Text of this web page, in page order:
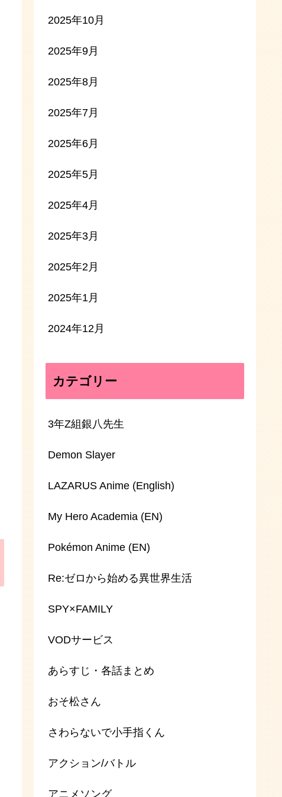
2025年10月
2025年9月
2025年8月
2025年7月
2025年6月
2025年5月
2025年4月
2025年3月
2025年2月
2025年1月
2024年12月
カテゴリー
3年Z組銀八先生
Demon Slayer
LAZARUS Anime (English)
My Hero Academia (EN)
Pokémon Anime (EN)
Re:ゼロから始める異世界生活
SPY×FAMILY
VODサービス
あらすじ・各話まとめ
おそ松さん
さわらないで小手指くん
アクション/バトル
アニメソング